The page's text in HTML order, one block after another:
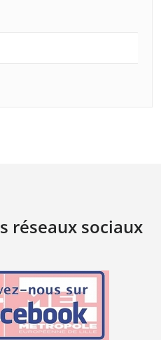
réseaux sociaux